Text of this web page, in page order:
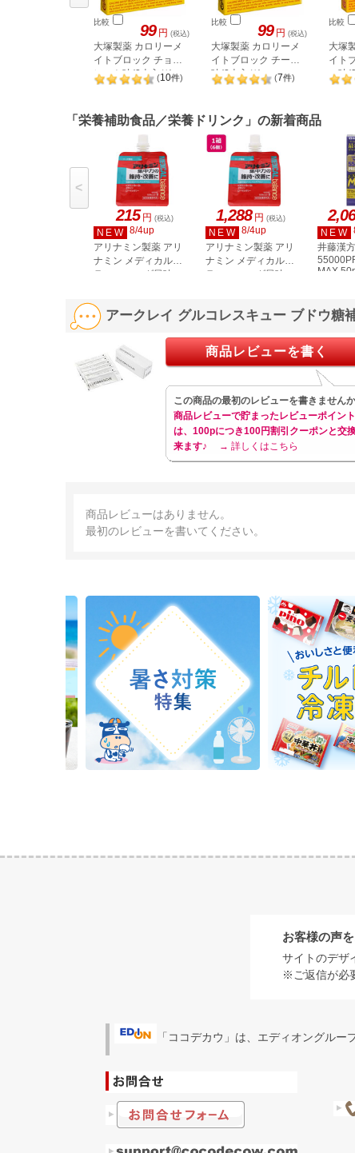
比較 99 円 (税込)
大塚製薬 カロリーメ
イトブロック チョコ
レート味(2本入り)
(10件)
比較 99 円 (税込)
大塚製薬 カロリーメ
イトブロック チーズ
味(2本入り)
(7件)
比較
大塚
イト
ル味
「栄養補助食品／栄養ドリンク」の新着商品
215 円 (税込)
NEW 8/4up
アリナミン製薬 アリ
ナミン メディカルバ
ランス ソーダ風味
1,288 円 (税込)
NEW 8/4up
アリナミン製薬 アリ
ナミン メディカルバ
ランス ソーダ風味
NEW
井藤漢
MAX
<
アークレイ グルコレスキュー ブドウ糖
商品レビューを書く
この商品の最初のレビューを書きません
商品レビューで貯まったレビューポイント
は、100pにつき100円割引クーポンと交
来ます♪
→ 詳しくはこちら
商品レビューはありません。
最初のレビューを書いてください。
お客様の声
サイトのデザ
※ご返信が必
「ココデカウ」は、エディオングル